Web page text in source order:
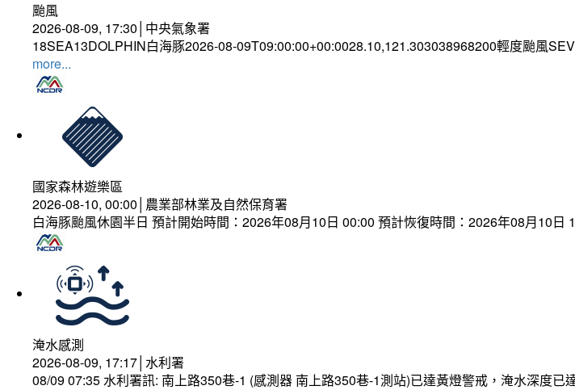
颱風
2026-08-09, 17:30│中央氣象署
18SEA13DOLPHIN白海豚2026-08-09T09:00:00+00:0028.10,121.303038968200輕度颱風
more...
國家森林遊樂區
2026-08-10, 00:00│農業部林業及自然保育署
白海豚颱風休園半日 預計開始時間：2026年08月10日 00:00 預計恢復時間：2026年08月10日
淹水感測
2026-08-09, 17:17│水利署
08/09 07:35 水利署訊: 南上路350巷-1 (感測器 南上路350巷-1測站)已達黃燈警戒，淹水深度已